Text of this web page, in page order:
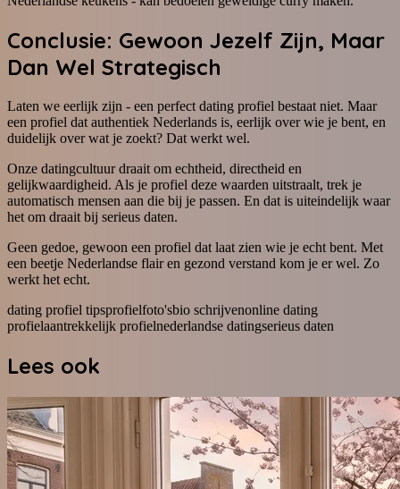
Conclusie: Gewoon Jezelf Zijn, Maar
Dan Wel Strategisch
Laten we eerlijk zijn - een perfect dating profiel bestaat niet. Maar
een profiel dat authentiek Nederlands is, eerlijk over wie je bent, en
duidelijk over wat je zoekt? Dat werkt wel.
Onze datingcultuur draait om echtheid, directheid en
gelijkwaardigheid. Als je profiel deze waarden uitstraalt, trek je
automatisch mensen aan die bij je passen. En dat is uiteindelijk waar
het om draait bij serieus daten.
Geen gedoe, gewoon een profiel dat laat zien wie je echt bent. Met
een beetje Nederlandse flair en gezond verstand kom je er wel. Zo
werkt het echt.
dating profiel tipsprofielfoto'sbio schrijvenonline dating
profielaantrekkelijk profielnederlandse datingserieus daten
Lees ook